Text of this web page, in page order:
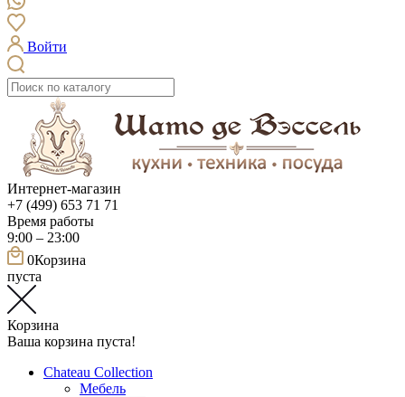
Войти
Интернет-магазин
+7 (499) 653 71 71
Время работы
9:00 – 23:00
0Корзина
пуста
Корзина
Ваша корзина пуста!
Chateau Collection
Мебель